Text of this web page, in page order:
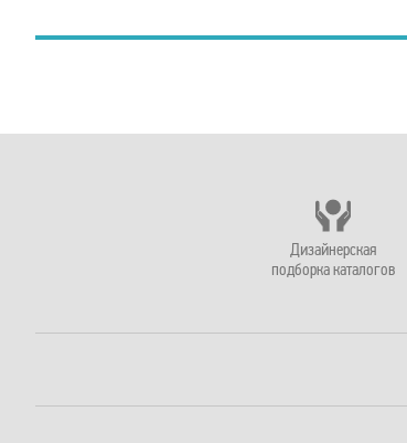
Дизайнерская
подборка каталогов